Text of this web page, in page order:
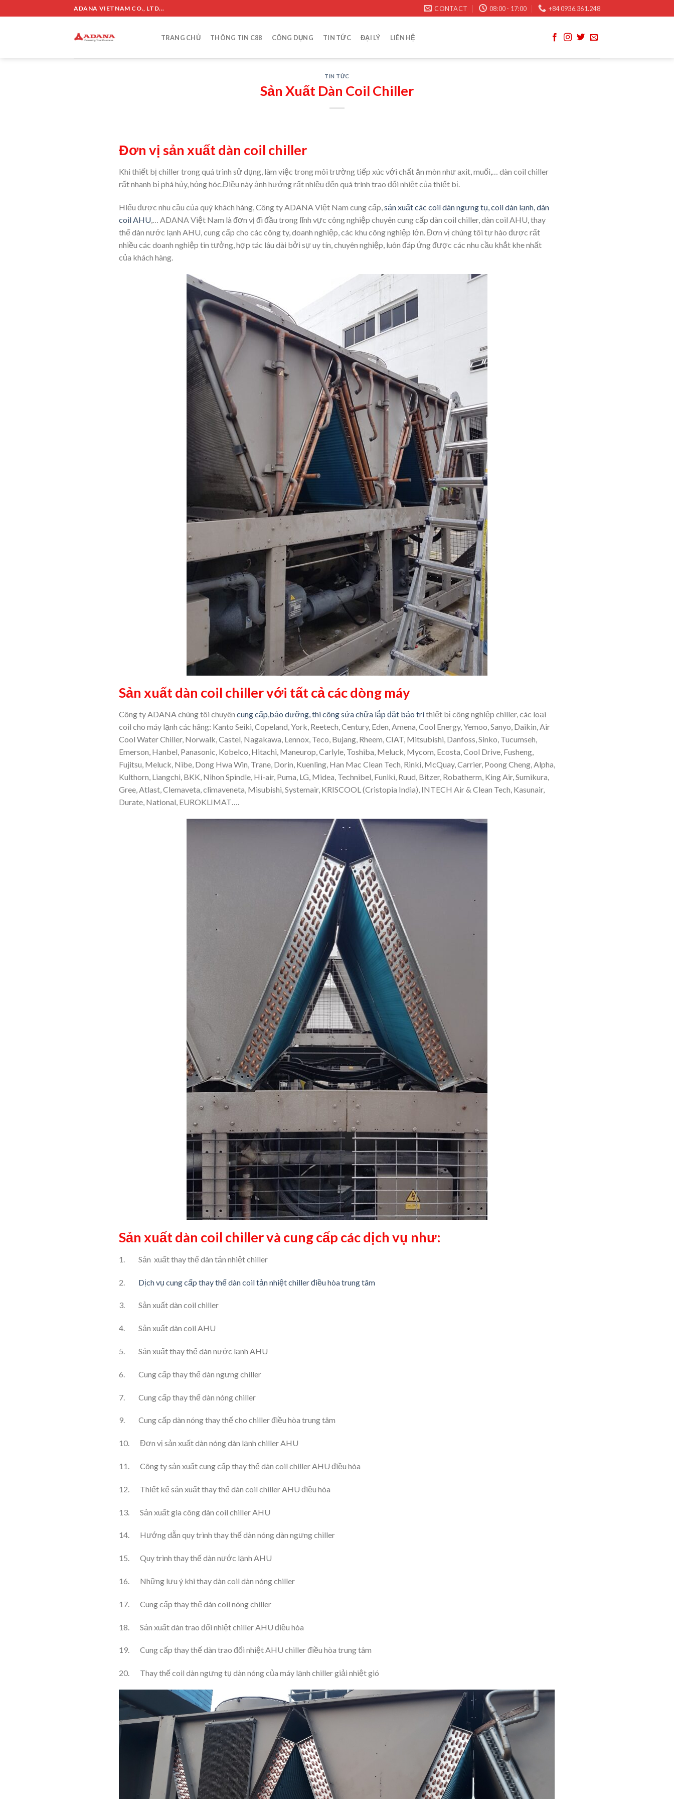
to
ADANA VIETNAM CO., LTD... CONTACT 08:00 - 17:00 +84 0936.361.248
TRANG CHỦ THÔNG TIN C88 CÔNG DỤNG TIN TỨC ĐẠI LÝ LIÊN HỆ
TIN TỨC
Sản Xuất Dàn Coil Chiller
Đơn vị sản xuất dàn coil chiller
Khi thiết bị chiller trong quá trình sử dụng, làm việc trong môi trường tiếp xúc với chất ăn mòn như axit, muối,… dàn coil chiller
rất nhanh bị phá hủy, hỏng hóc.Điều này ảnh hưởng rất nhiều đến quá trình trao đổi nhiệt của thiết bị.
Hiểu được nhu cầu của quý khách hàng, Công ty ADANA Việt Nam cung cấp,sản xuất các coil dàn ngưng tụ, coil dàn lạnh, dàn
coil AHU,… ADANA Việt Nam là đơn vị đi đầu trong lĩnh vực công nghiệp chuyên cung cấp dàn coil chiller, dàn coil AHU, thay
thế dàn nước lạnh AHU, cung cấp cho các công ty, doanh nghiệp, các khu công nghiệp lớn. Đơn vị chúng tôi tự hào được rất
nhiều các doanh nghiệp tin tưởng, hợp tác lâu dài bởi sự uy tín, chuyên nghiệp, luôn đáp ứng được các nhu cầu khắt khe nhất
của khách hàng.
Sản xuất dàn coil chiller với tất cả các dòng máy
Công ty ADANA chúng tôi chuyên cung cấp,bảo dưỡng, thi công sửa chữa lắp đặt bảo trìthiết bị công nghiệp chiller, các loại
coil cho máy lạnh các hãng: Kanto Seiki, Copeland, York, Reetech, Century, Eden, Amena, Cool Energy, Yemoo, Sanyo, Daikin, Air
Cool Water Chiller, Norwalk, Castel, Nagakawa, Lennox, Teco, Bujang, Rheem, CIAT, Mitsubishi, Danfoss, Sinko, Tucumseh,
Emerson, Hanbel, Panasonic, Kobelco, Hitachi, Maneurop, Carlyle, Toshiba, Meluck, Mycom, Ecosta, Cool Drive, Fusheng,
Fujitsu, Meluck, Nibe, Dong Hwa Win, Trane, Dorin, Kuenling, Han Mac Clean Tech, Rinki, McQuay, Carrier, Poong Cheng, Alpha,
Kulthorn, Liangchi, BKK, Nihon Spindle, Hi-air, Puma, LG, Midea, Technibel, Funiki, Ruud, Bitzer, Robatherm, King Air, Sumikura,
Gree, Atlast, Clemaveta, climaveneta, Misubishi, Systemair, KRISCOOL (Cristopia India), INTECH Air & Clean Tech, Kasunair,
Durate, National, EUROKLIMAT….
Sản xuất dàn coil chillervà cung cấp các dịch vụ như:
1. Sản xuất thay thế dàn tản nhiệt chiller
2. Dịch vụ cung cấp thay thế dàn coil tản nhiệt chiller điều hòa trung tâm
3. Sản xuất dàn coil chiller
4. Sản xuất dàn coil AHU
5. Sản xuất thay thế dàn nước lạnh AHU
6. Cung cấp thay thế dàn ngưng chiller
7. Cung cấp thay thế dàn nóng chiller
9. Cung cấp dàn nóng thay thế cho chiller điều hòa trung tâm
10. Đơn vị sản xuất dàn nóng dàn lạnh chiller AHU
11. Công ty sản xuất cung cấp thay thế dàn coil chiller AHU điều hòa
12. Thiết kế sản xuất thay thế dàn coil chiller AHU điều hòa
13. Sản xuất gia công dàn coil chiller AHU
14. Hướng dẫn quy trình thay thế dàn nóng dàn ngưng chiller
15. Quy trình thay thế dàn nước lạnh AHU
16. Những lưu ý khi thay dàn coil dàn nóng chiller
17. Cung cấp thay thế dàn coil nóng chiller
18. Sản xuất dàn trao đổi nhiệt chiller AHU điều hòa
19. Cung cấp thay thế dàn trao đổi nhiệt AHU chiller điều hòa trung tâm
20. Thay thế coil dàn ngưng tụ dàn nóng của máy lạnh chiller giải nhiệt gió